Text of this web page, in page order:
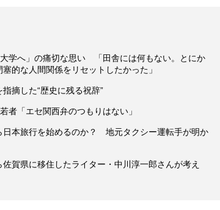
学へ」の痛切な思い 「田舎には何もない。とにか
的な人間関係をリセットしたかった」
摘した“歴史に残る祝辞”
「エセ関西弁のつもりはない」
日本旅行を始めるのか？ 地元タクシー運転手が明か
賀県に移住したライター・中川淳一郎さんが考え